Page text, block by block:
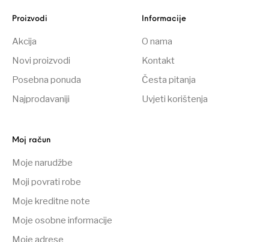
Proizvodi
Akcija
Novi proizvodi
Posebna ponuda
Najprodavaniji
Informacije
O nama
Kontakt
Česta pitanja
Uvjeti korištenja
Moj račun
Moje narudžbe
Moji povrati robe
Moje kreditne note
Moje osobne informacije
Moje adrese